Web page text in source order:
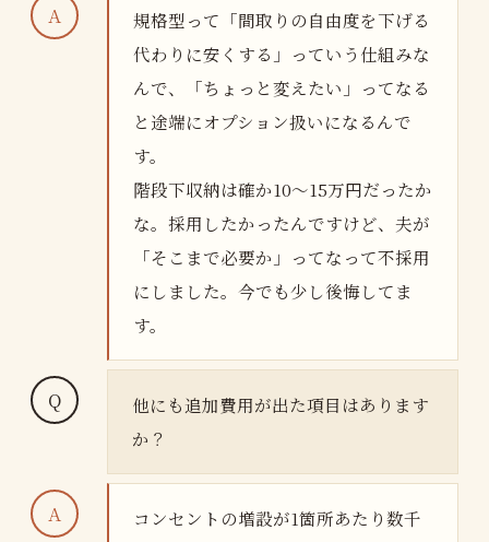
規格型って「間取りの自由度を下げる
代わりに安くする」っていう仕組みな
んで、「ちょっと変えたい」ってなる
と途端にオプション扱いになるんで
す。
階段下収納は確か10〜15万円だったか
な。採用したかったんですけど、夫が
「そこまで必要か」ってなって不採用
にしました。今でも少し後悔してま
す。
他にも追加費用が出た項目はあります
か？
コンセントの増設が1箇所あたり数千